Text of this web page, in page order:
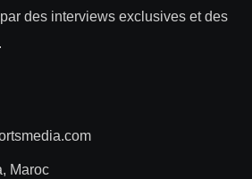
des interviews exclusives et des
Maroc